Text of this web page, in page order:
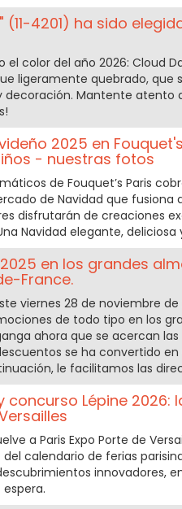
(11-4201) ha sido
color del año 2026: Cloud
ligeramente quebrado, que
Mantente atento
2025 en
- nuestras fotos
de Fouquet’s Paris
de Navidad que
disfrutarán de creaciones
Navidad elegante,
2025 en los grandes
France.
viernes 28 de noviembre
de todo tipo en los
ahora que se acercan
se ha convertido
le facilitamos las
concurso Lépine
a Paris Expo Porte de
del calendario de ferias
innovadores,